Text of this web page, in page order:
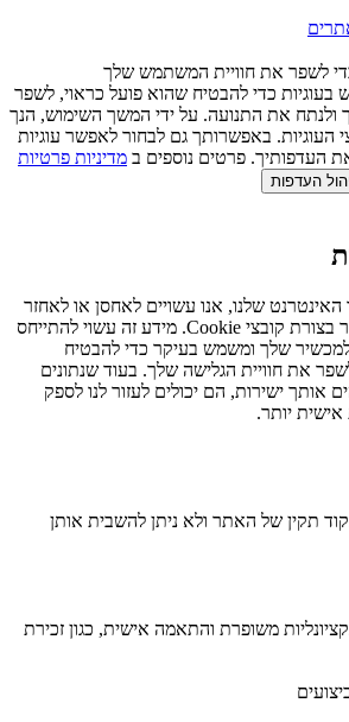
לשפר את חוויית המשתמש שלך
כדי להבטיח שהוא פועל כראוי, לשפר
את התנועה. על ידי המשך השימוש, הנך
העוגיות. באפשרותך גם לבחור לאפשר עוגיות
העדפותיך. פרטים נוספים ב מדיניות פרטיות
העדפות
שלנו, אנו עשויים לאחסן או לאחזר
מידע בדפדפן שלך, בעיקר בצורת קובצי Cookie. מידע זה עשוי להתייחס
שלך ומשמש בעיקר כדי להבטיח
את חוויית הגלישה שלך. בעוד שנתונים
אותך ישירות, הם יכולים לעזור לנו לספק
יותר.
תקין של האתר ולא ניתן להשבית אותן
משופרת והתאמה אישית, כגון זכירת